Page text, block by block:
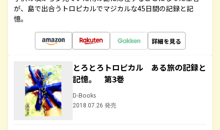
が、島で出合うトロピカルでマジカルな45日間の記録と記
憶。
詳細を見る
とろとろトロピカル ある旅の記録と
記憶。 第3巻
D-Books
2018.07.26 発売